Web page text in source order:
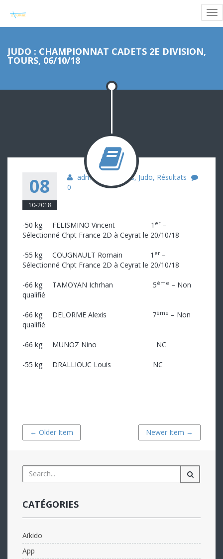
JUDO : CHAMPIONNAT CADETS 2E DIVISION,
TOURS, 06/10/18
08
10-2018
admin Cadets, Judo, Résultats
0
-50 kg FELISMINO Vincent 1 er–
Sélectionné Chpt France 2D à Ceyrat le 20/10/18
-55 kg COUGNAULT Romain 1 er–
Sélectionné Chpt France 2D à Ceyrat le 20/10/18
-66 kg TAMOYAN Ichrhan 5ème – Non
qualifié
-66 kg DELORME Alexis 7ème – Non
qualifié
-66 kg MUNOZ Nino NC
-55 kg DRALLIOUC Louis NC
← Older Item Newer Item →
CATÉGORIES
Aïkido
App